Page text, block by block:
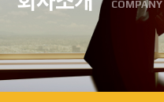
COMPANY